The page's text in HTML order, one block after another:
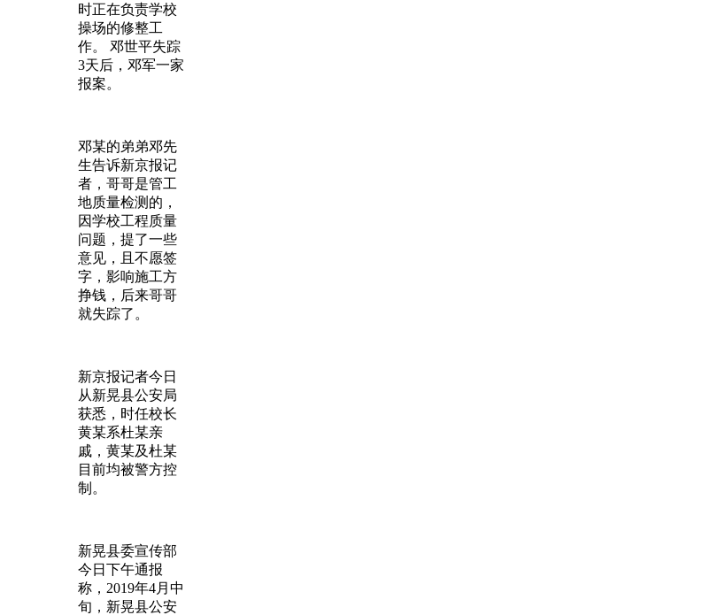
时正在负责学校
操场的修整工
作。 邓世平失踪
3天后，邓军一家
报案。
邓某的弟弟邓先
生告诉新京报记
者，哥哥是管工
地质量检测的，
因学校工程质量
问题，提了一些
意见，且不愿签
字，影响施工方
挣钱，后来哥哥
就失踪了。
新京报记者今日
从新晃县公安局
获悉，时任校长
黄某系杜某亲
戚，黄某及杜某
目前均被警方控
制。
新晃县委宣传部
今日下午通报
称，2019年4月中
旬，新晃县公安